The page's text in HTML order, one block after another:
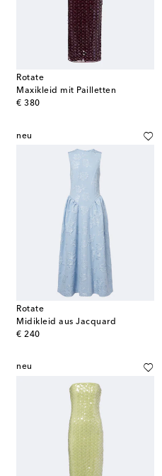
Rotate
Maxikleid mit Pailletten
€ 380
original price
neu
Rotate
Midikleid aus Jacquard
€ 240
original price
neu